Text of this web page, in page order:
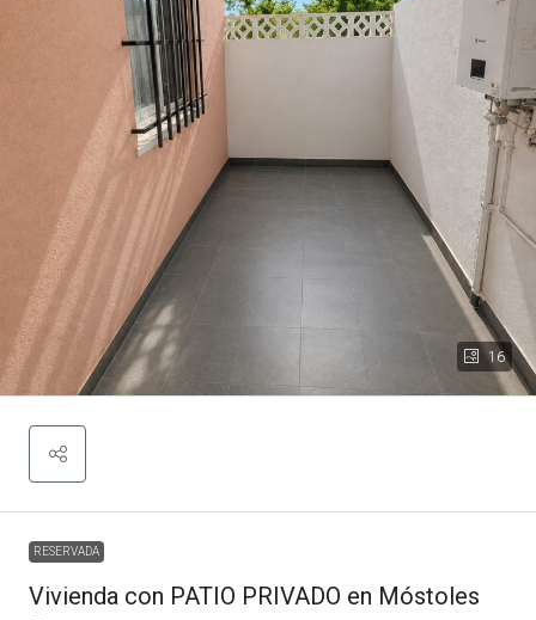
16
RESERVADA
Vivienda con PATIO PRIVADO en Móstoles